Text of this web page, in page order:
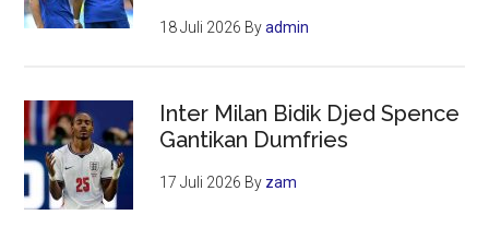
18 Juli 2026 Byadmin
Inter Milan Bidik Djed Spence
Gantikan Dumfries
17 Juli 2026 By zam